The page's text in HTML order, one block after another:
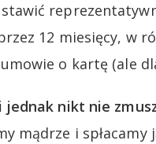
12 miesięcy, w
o kartę (ale
jednak nikt nie
mądrze i spłacamy